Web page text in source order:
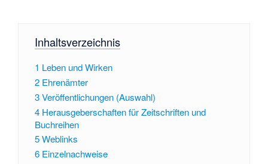
Inhaltsverzeichnis
1 Leben und Wirken
2 Ehrenämter
3Veröffentlichungen (Auswahl)
4 Herausgeberschaften für Zeitschriften und
Buchreihen
5Weblinks
6 Einzelnachweise